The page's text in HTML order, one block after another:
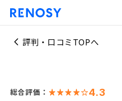
評判・口コミTOPへ
総合評価： 4.3